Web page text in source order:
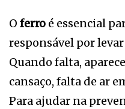
O ferro é essencial
responsável por
Quando falta,
cansaço, falta de ar
Para ajudar na